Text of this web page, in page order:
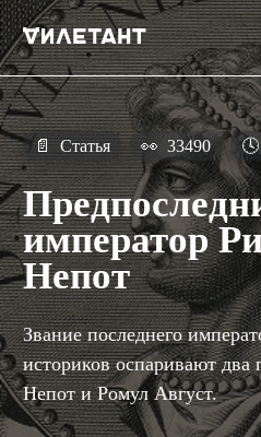
📄 Статья 👀 33490 🕓
император
Непот
Звание последнего
историков оспаривают
Непот и Ромул Август.